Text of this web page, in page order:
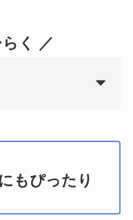
く ／
もぴったり